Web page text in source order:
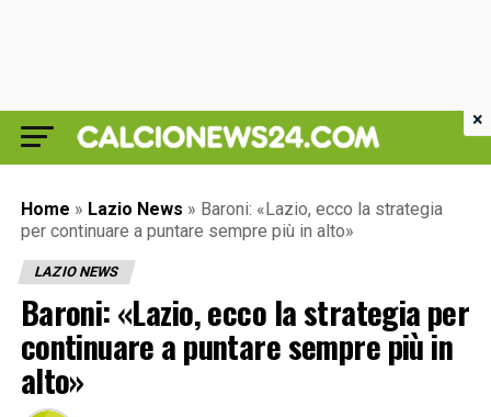
Home » Lazio News » Baroni: «Lazio, ecco la strategia
per continuare a puntare sempre più in alto»
LAZIO NEWS
Baroni: «Lazio, ecco la strategia per
continuare a puntare sempre più in
alto»
×